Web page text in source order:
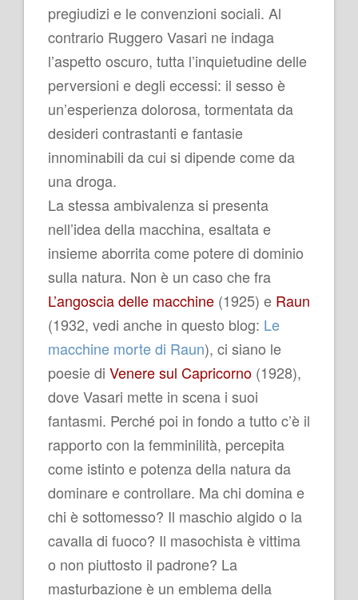
pregiudizi e le convenzioni sociali. Al
contrario Ruggero Vasari ne indaga
l’aspetto oscuro, tutta l’inquietudine delle
perversioni e degli eccessi: il sesso è
un’esperienza dolorosa, tormentata da
desideri contrastanti e fantasie
innominabili da cui si dipende come da
una droga.
La stessa ambivalenza si presenta
nell’idea della macchina, esaltata e
insieme aborrita come potere di dominio
sulla natura. Non è un caso che fra
L’angoscia delle macchine (1925) e Raun
(1932, vedi anche in questo blog: Le
macchine morte di Raun), ci siano le
poesie di Venere sul Capricorno (1928),
dove Vasari mette in scena i suoi
fantasmi. Perché poi in fondo a tutto c’è il
rapporto con la femminilità, percepita
come istinto e potenza della natura da
dominare e controllare. Ma chi domina e
chi è sottomesso? Il maschio algido o la
cavalla di fuoco? Il masochista è vittima
o non piuttosto il padrone? La
masturbazione è un emblema della